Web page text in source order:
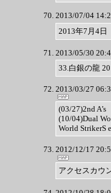
2013/07/04
2013年7月4日
2013/05/30
33.白銀の龍
2013/03/27
(03/27)2nd A’s
(10/04)Dual
World StrikerS
2012/12/17
アクセスカウ